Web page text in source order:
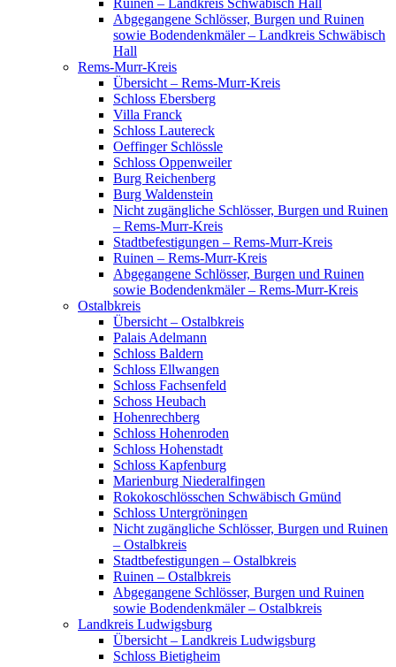
Ruinen – Landkreis Schwäbisch Hall
Abgegangene Schlösser, Burgen und Ruinen
sowie Bodendenkmäler – Landkreis Schwäbisch
Hall
Rems-Murr-Kreis
Übersicht – Rems-Murr-Kreis
Schloss Ebersberg
Villa Franck
Schloss Lautereck
Oeffinger Schlössle
Schloss Oppenweiler
Burg Reichenberg
Burg Waldenstein
Nicht zugängliche Schlösser, Burgen und Ruinen
– Rems-Murr-Kreis
Stadtbefestigungen – Rems-Murr-Kreis
Ruinen – Rems-Murr-Kreis
Abgegangene Schlösser, Burgen und Ruinen
sowie Bodendenkmäler – Rems-Murr-Kreis
Ostalbkreis
Übersicht – Ostalbkreis
Palais Adelmann
Schloss Baldern
Schloss Ellwangen
Schloss Fachsenfeld
Schoss Heubach
Hohenrechberg
Schloss Hohenroden
Schloss Hohenstadt
Schloss Kapfenburg
Marienburg Niederalfingen
Rokokoschlösschen Schwäbisch Gmünd
Schloss Untergröningen
Nicht zugängliche Schlösser, Burgen und Ruinen
– Ostalbkreis
Stadtbefestigungen – Ostalbkreis
Ruinen – Ostalbkreis
Abgegangene Schlösser, Burgen und Ruinen
sowie Bodendenkmäler – Ostalbkreis
Landkreis Ludwigsburg
Übersicht – Landkreis Ludwigsburg
Schloss Bietigheim